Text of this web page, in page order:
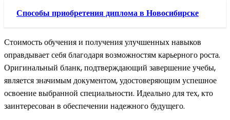
Способы приобретения диплома в Новосибирске
Стоимость обучения и получения улучшенных навыков
оправдывает себя благодаря возможностям карьерного роста.
Оригинальный бланк, подтверждающий завершение учебы,
является значимым документом, удостоверяющим успешное
освоение выбранной специальности. Идеально для тех, кто
заинтересован в обеспечении надежного будущего.